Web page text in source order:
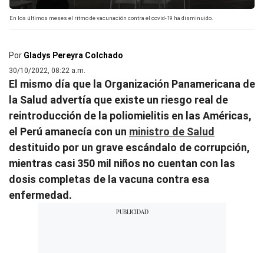
En los últimos meses el ritmo de vacunación contra el covid-19 ha disminuido.
Por Gladys Pereyra Colchado
30/10/2022, 08:22 a.m.
El mismo día que la Organización Panamericana de
la Salud advertía que existe un riesgo real de
reintroducción de la poliomielitis en las Américas,
el Perú amanecía con un ministro de Salud
destituido por un grave escándalo de corrupción,
mientras casi 350 mil niños no cuentan con las
dosis completas de la vacuna contra esa
enfermedad.